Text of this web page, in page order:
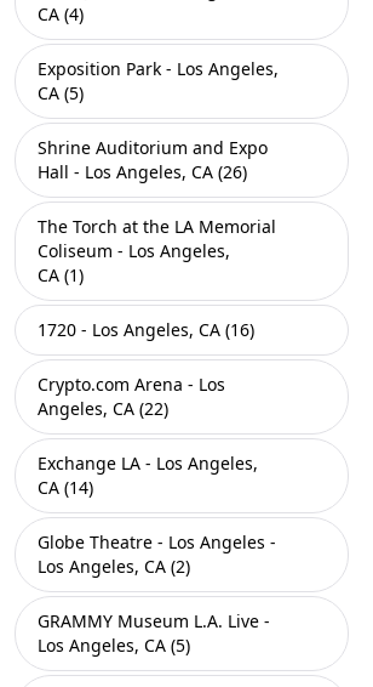
CA (4)
Exposition Park - Los Angeles,
CA (5)
Shrine Auditorium and Expo
Hall - Los Angeles, CA (26)
The Torch at the LA Memorial
Coliseum - Los Angeles,
CA (1)
1720 - Los Angeles, CA (16)
Crypto.com Arena - Los
Angeles, CA (22)
Exchange LA - Los Angeles,
CA (14)
Globe Theatre - Los Angeles -
Los Angeles, CA (2)
GRAMMY Museum L.A. Live -
Los Angeles, CA (5)